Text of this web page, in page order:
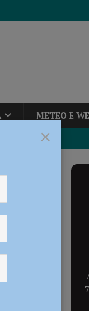
METEO E
il ministro
– VIDEO e
×